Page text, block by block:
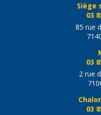
Siège
03
85 rue
03
2 rue
03